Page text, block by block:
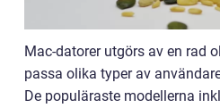
Mac-datorer utgörs av en rad
passa olika typer av
De populäraste modellerna